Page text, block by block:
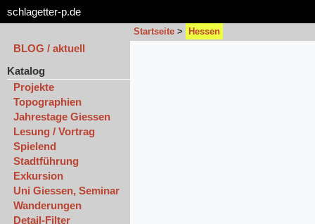
schlagetter-p.de
Startseite > Hessen
BLOG / aktuell
Katalog
Projekte
Topographien
Jahrestage Giessen
Lesung / Vortrag
Spielend
Stadtführung
Exkursion
Uni Giessen, Seminar
Wanderungen
Detail-Filter